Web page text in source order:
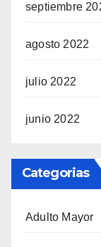
septiembre
agosto 2022
julio 2022
junio 2022
Categorias
Adulto Mayor